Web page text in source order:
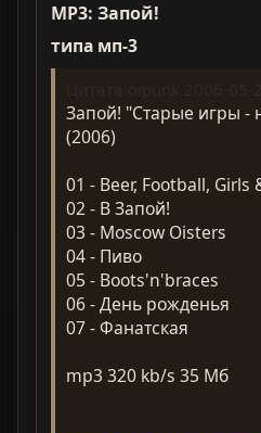
MP3: Запой!
типа мп-3
Запой! "Старые игры -
(2006)
01 - Beer, Football, Girls
02 - В Запой!
03 - Moscow Oisters
04 - Пиво
05 - Boots'n'braces
06 - День рожденья
07 - Фанатская
mp3 320 kb/s 35 Мб